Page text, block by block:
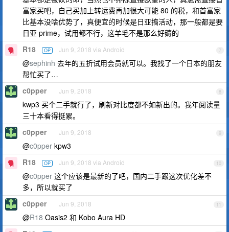
富家买吧，自己买加上转运费再加很大可能 80 的税，和首富家
比基本没啥优势了，真便宜的时候是日亚搞活动，那一般都是要
日亚 prime，试用都不行，这羊毛不是那么好薅的
7
R18 OP Jun 9, 2018 via Android
@sephinh 去年的五折试用会员就可以。我找了一个日本的朋友
帮忙买了…
8
c0pper Jun 9, 2018
kwp3 买个二手就行了，刷新对比度都不如新出的。我年阅读量
三十本看得挺累。
9
c0pper Jun 9, 2018
@c0pper kpw3
10
R18 OP Jun 9, 2018 via Android
@c0pper 这个应该是最新的了吧，国内二手跟这次优化差不
多，所以就买了
11
c0pper Jun 9, 2018
@R18 Oasis2 和 Kobo Aura HD